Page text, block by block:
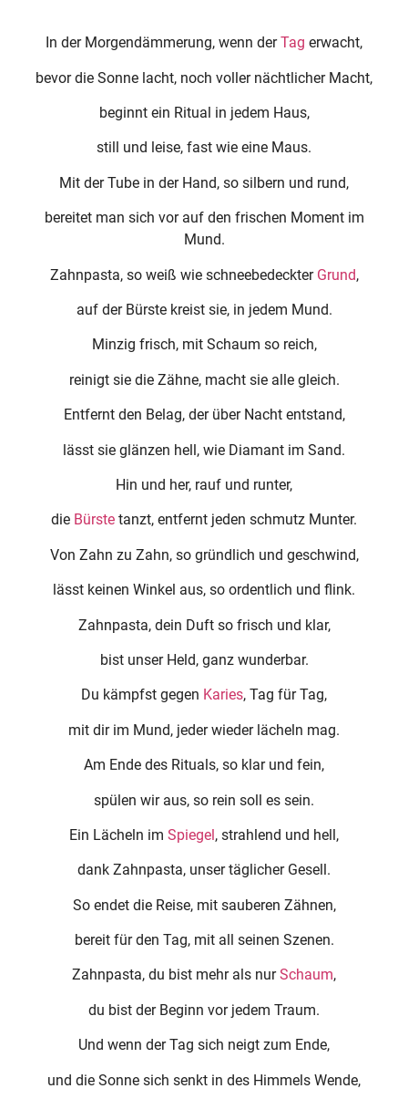
In der Morgendämmerung, wenn derTag erwacht,
bevor die Sonne lacht, noch voller nächtlicher Macht,
beginnt ein Ritual in jedem Haus,
still und leise, fast wie eine Maus.
Mit der Tube in der Hand, so silbern und rund,
bereitet man sich vor auf den frischen Moment im
Mund.
Zahnpasta, so weiß wie schneebedeckter Grund,
auf der Bürste kreist sie, in jedem Mund.
Minzig frisch, mit Schaum so reich,
reinigt sie die Zähne, macht sie alle gleich.
Entfernt den Belag, der über Nacht entstand,
lässt sie glänzen hell, wie Diamant im Sand.
Hin und her, rauf und runter,
die Bürste tanzt, entfernt jeden schmutz Munter.
Von Zahn zu Zahn, so gründlich und geschwind,
lässt keinen Winkel aus, so ordentlich und flink.
Zahnpasta, dein Duft so frisch und klar,
bist unser Held, ganz wunderbar.
Du kämpfst gegen Karies, Tag für Tag,
mit dir im Mund, jeder wieder lächeln mag.
Am Ende des Rituals, so klar und fein,
spülen wir aus, so rein soll es sein.
Ein Lächeln im Spiegel, strahlend und hell,
dank Zahnpasta, unser täglicher Gesell.
So endet die Reise, mit sauberen Zähnen,
bereit für den Tag, mit all seinen Szenen.
Zahnpasta, du bist mehr als nurSchaum,
du bist der Beginn vor jedem Traum.
Und wenn der Tag sich neigt zum Ende,
und die Sonne sich senkt in des Himmels Wende,